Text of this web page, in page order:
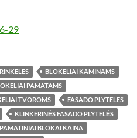
29
BLOKELIAI KAMINAMS
PAMATAMS
TVOROMS
FASADO PLYTELES
KLINKERINĖS FASADO PLYTELĖS
PAMATINIAI BLOKAI KAINA